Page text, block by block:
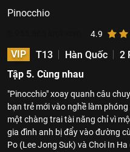
Pinocchio
4.9
VIP T13 Hàn Quốc 2
Tập 5. Cùng nhau
"Pinocchio" xoay quanh câu
bạn trẻ mới vào nghề làm
một chàng trai tài năng chỉ vì
gia đình anh bị đẩy vào đường
Po (Lee Jong Suk) và Choi In